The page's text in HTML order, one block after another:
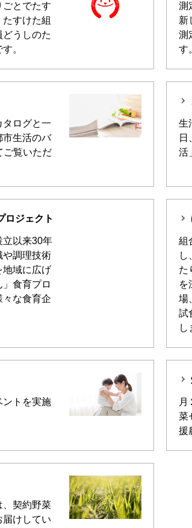
ごとでたす
すけた組
うしのた
。
測
新
測
す
ログと一
市生活のバ
ご覧いただ
生
日
活
ロジェクト
立以来30年
や調理技術
地域に広げ
食育プロ
々な食育企
組
し
た
を
場
試
し
ントを実施
月
菜
援
、契約野菜
届けしてい